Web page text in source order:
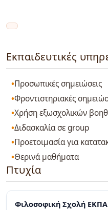
Εκπαιδευτικές
Προσωπικές σημειώσεις
Φροντιστηριακές
Χρήση εξωσχολικών
Διδασκαλία σε group
Προετοιμασία για
Θερινά μαθήματα
Πτυχία
Φιλοσοφική Σχολή